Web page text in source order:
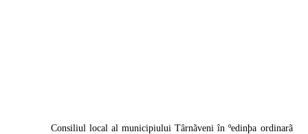
Consiliul local al municipiului Târnãveni în ºedinþa ordinarã